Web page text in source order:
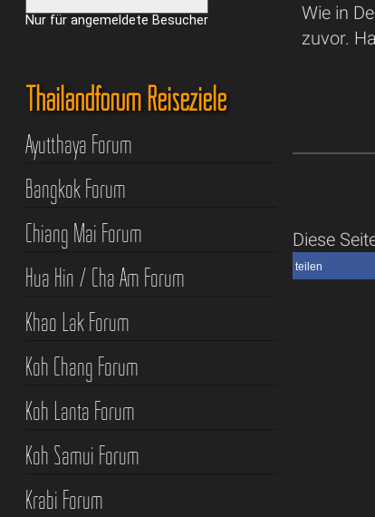
Wie in
zuvor.
Diese
teilen
Nur für angemeldete Besucher
Thailandforum Reiseziele
Ayutthaya Forum
Bangkok Forum
Chiang Mai Forum
Hua Hin / Cha Am Forum
Khao Lak Forum
Koh Chang Forum
Koh Lanta Forum
Koh Samui Forum
Krabi Forum